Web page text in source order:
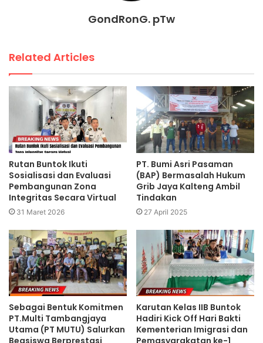
GondRonG. pTw
Related Articles
Rutan Buntok Ikuti
Sosialisasi dan Evaluasi
Pembangunan Zona
Integritas Secara Virtual
31 Maret 2026
PT. Bumi Asri Pasaman
(BAP) Bermasalah Hukum
Grib Jaya Kalteng Ambil
Tindakan
27 April 2025
Sebagai Bentuk Komitmen
PT.Multi Tambangjaya
Utama (PT MUTU) Salurkan
Beasiswa Berprestasi
Karutan Kelas IIB Buntok
Hadiri Kick Off Hari Bakti
Kementerian Imigrasi dan
Pemasyarakatan ke-1